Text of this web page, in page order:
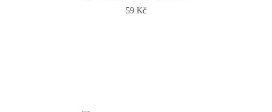
59 Kč